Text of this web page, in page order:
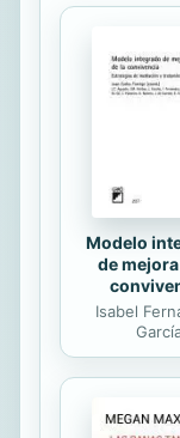
Modelo
de
Isabel